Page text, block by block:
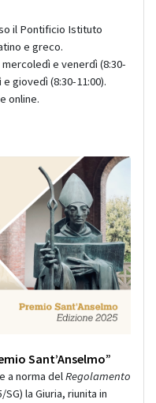
il Pontificio Istituto
e greco.
e venerdì (8:30-
giovedì (8:30-11:00).
online.
Sant’Anselmo”
a norma delRegolamento
la Giuria, riunita in